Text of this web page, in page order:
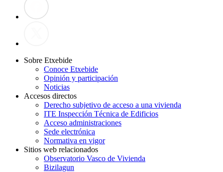
Sobre Etxebide
Conoce Etxebide
Opinión y participación
Noticias
Accesos directos
Derecho subjetivo de acceso a una vivienda
ITE Inspección Técnica de Edificios
Acceso administraciones
Sede electrónica
Normativa en vigor
Sitios web relacionados
Observatorio Vasco de Vivienda
Bizilagun